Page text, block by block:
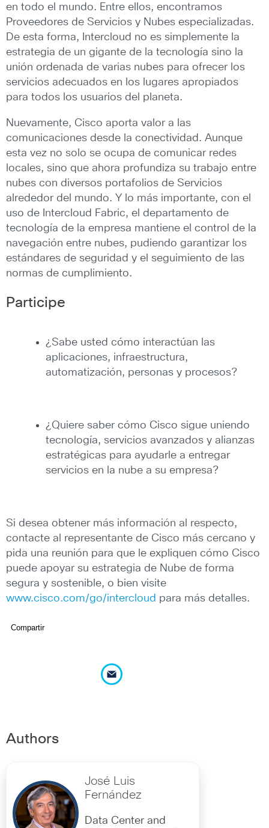
en todo el mundo. Entre ellos, encontramos
Proveedores de Servicios y Nubes especializadas.
De esta forma, Intercloud no es simplemente la
estrategia de un gigante de la tecnología sino la
unión ordenada de varias nubes para ofrecer los
servicios adecuados en los lugares apropiados
para todos los usuarios del planeta.
Nuevamente, Cisco aporta valor a las
comunicaciones desde la conectividad. Aunque
esta vez no solo se ocupa de comunicar redes
locales, sino que ahora profundiza su trabajo entre
nubes con diversos portafolios de Servicios
alrededor del mundo. Y lo más importante, con el
uso de Intercloud Fabric, el departamento de
tecnología de la empresa mantiene el control de la
navegación entre nubes, pudiendo garantizar los
estándares de seguridad y el seguimiento de las
normas de cumplimiento.
Participe
¿Sabe usted cómo interactúan las
aplicaciones, infraestructura,
automatización, personas y procesos?
¿Quiere saber cómo Cisco sigue uniendo
tecnología, servicios avanzados y alianzas
estratégicas para ayudarle a entregar
servicios en la nube a su empresa?
Si desea obtener más información al respecto,
contacte al representante de Cisco más cercano y
pida una reunión para que le expliquen cómo Cisco
puede apoyar su estrategia de Nube de forma
segura y sostenible, o bien visite
www.cisco.com/go/intercloud para más detalles.
Compartir
Authors
José Luis
Fernández
Data Center and